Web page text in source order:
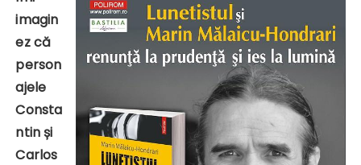
imagin
ez că
person
ajele
Consta
ntin și
Carlos